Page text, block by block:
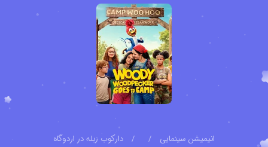
انیمیشن سینمایی /
/ دارکوب زبله در اردوگاه